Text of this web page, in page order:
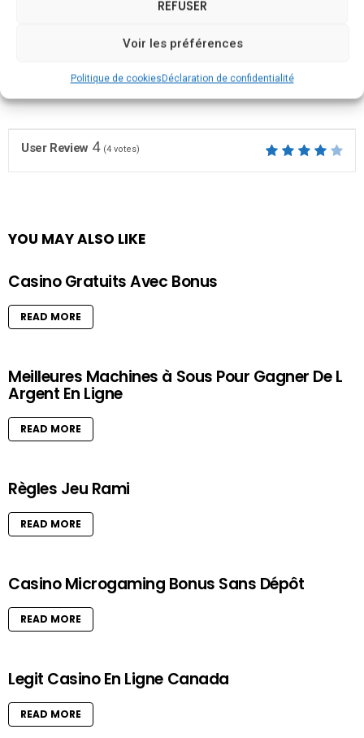
REFUSER
Voir les préférences
Politique de cookiesDéclaration de confidentialité
User Review 4 (4votes)
YOU MAY ALSO LIKE
Casino Gratuits Avec Bonus
READ MORE
Meilleures Machines à Sous Pour Gagner De L
Argent En Ligne
READ MORE
Règles Jeu Rami
READ MORE
Casino Microgaming Bonus Sans Dépôt
READ MORE
Legit Casino En Ligne Canada
READ MORE